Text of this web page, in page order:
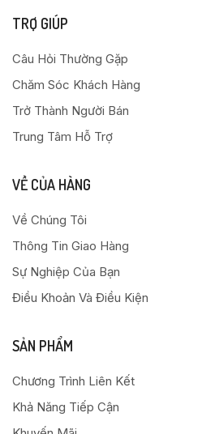
TRỢ GIÚP
Câu Hỏi Thường Gặp
Chăm Sóc Khách Hàng
Trở Thành Người Bán
Trung Tâm Hỗ Trợ
VỀ CỦA HÀNG
Về Chúng Tôi
Thông Tin Giao Hàng
Sự Nghiệp Của Bạn
Điều Khoản Và Điều Kiện
SẢN PHẨM
Chương Trình Liên Kết
Khả Năng Tiếp Cận